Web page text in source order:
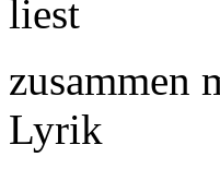
zusammen
Lyrik